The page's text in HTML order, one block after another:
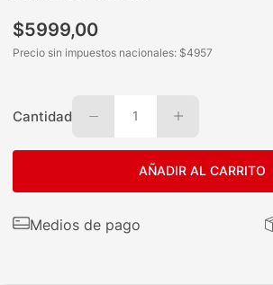
$5999,00
Precio sin impuestos nacionales: $4957
Cantidad 1
AÑADIR AL CARRITO
Medios de pago